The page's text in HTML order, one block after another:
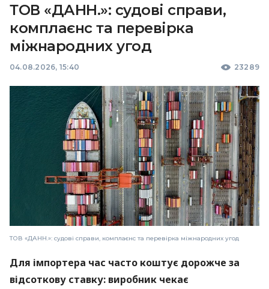
ТОВ «ДАНН.»: судові справи,
комплаєнс та перевірка
міжнародних угод
04.08.2026, 15:40 23289
ТОВ «ДАНН.»: судові справи, комплаєнс та перевірка міжнародних угод
Для імпортера час часто коштує дорожче за
відсоткову ставку: виробник чекає